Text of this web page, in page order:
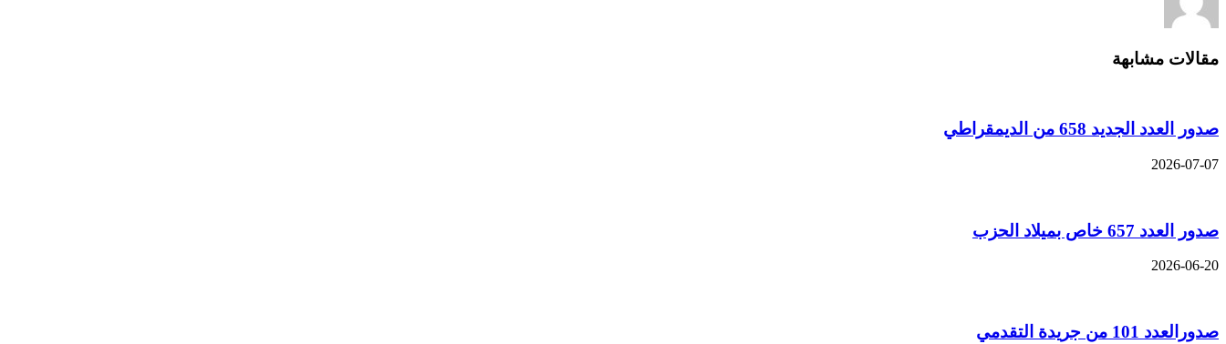
مقالات مشابهة
صدور العدد الجديد 658 من الديمقراطي
2026-07-07
صدور العدد 657 خاص بميلاد الحزب
2026-06-20
صدورالعدد 101 من جريدة التقدمي